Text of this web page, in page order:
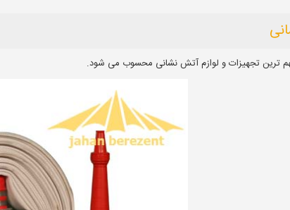
ترین تجهیزات و لوازم آتش نشانی محسوب می شود.